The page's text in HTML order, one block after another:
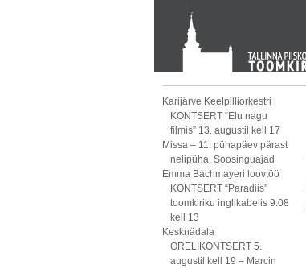
KONTAKT
Toom-Kooli 6, 10130 TALLINN
tallinna.toom@eelk.ee
Karijärve Keelpilliorkestri
KONTSERT “Elu nagu
filmis” 13. augustil kell 17
Missa – 11. pühapäev pärast
nelipüha. Soosinguajad
Emma Bachmayeri loovtöö
KONTSERT “Paradiis”
toomkiriku inglikabelis 9.08
kell 13
Kesknädala
ORELIKONTSERT 5.
augustil kell 19 – Marcin